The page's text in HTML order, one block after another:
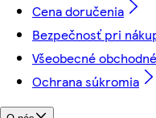
Cena doručenia
Bezpečnosť pri
Všeobecné
Ochrana súkromia